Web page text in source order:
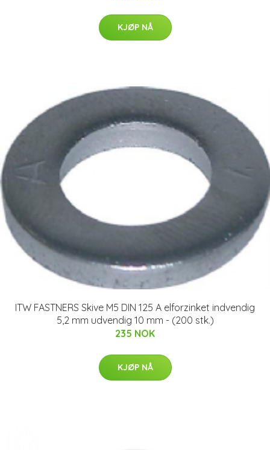
KJØP NÅ
ITW FASTNERS Skive M5 DIN 125 A elforzinket indvendig
5,2 mm udvendig 10 mm - (200 stk.)
235 NOK
KJØP NÅ